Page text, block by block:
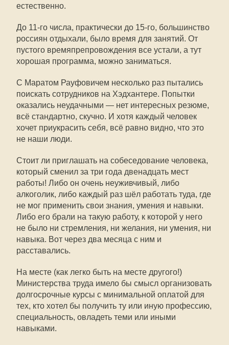
естественно.
До 11-го числа, практически до 15-го, большинство
россиян отдыхали, было время для занятий. От
пустого времяпрепровождения все устали, а тут
хорошая программа, можно заниматься.
С Маратом Рауфовичем несколько раз пытались
поискать сотрудников на Хэдхантере. Попытки
оказались неудачными — нет интересных резюме,
всё стандартно, скучно. И хотя каждый человек
хочет приукрасить себя, всё равно видно, что это
не наши люди.
Стоит ли приглашать на собеседование человека,
который сменил за три года двенадцать мест
работы! Либо он очень неуживчивый, либо
алкоголик, либо каждый раз шёл работать туда, где
не мог применить свои знания, умения и навыки.
Либо его брали на такую работу, к которой у него
не было ни стремления, ни желания, ни умения, ни
навыка. Вот через два месяца с ним и
расставались.
На месте (как легко быть на месте другого!)
Министерства труда имело бы смысл организовать
долгосрочные курсы с минимальной оплатой для
тех, кто хотел бы получить ту или иную профессию,
специальность, овладеть теми или иными
навыками.